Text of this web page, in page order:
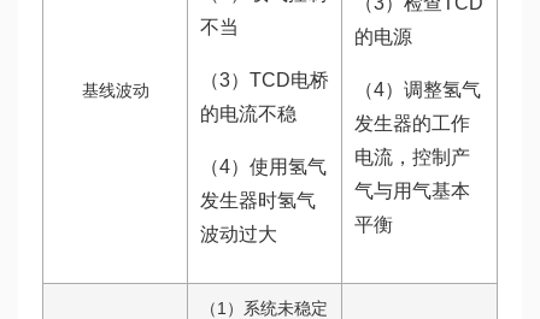
基线波动
不当
（3）TCD电桥
的电流不稳
（4）使用氢气
发生器时氢气
波动过大
的电源
（4）调整氢气
发生器的工作
电流，控制产
气与用气基本
平衡
（1）系统未稳定